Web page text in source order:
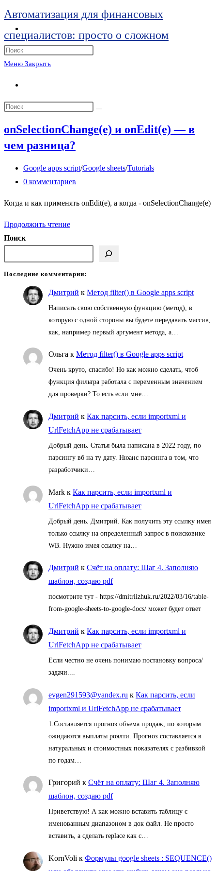
Перейти
содержимому
Автоматизация для финансовых
специалистов: просто о сложном
поиск
по
веб-
сайту
закрыть
поиска.
Меню Закрыть
по
веб-
сайту
Поиск
сайте
onSelectionChange(e) и onEdit(e) — в
чем разница?
Рубрика
записи:
Google apps script/Google sheets/Tutorials
Комментарии
записи:
0 комментариев
Когда и как применять onEdit(e), а когда - onSelectionChange(e)
Продолжить чтениеonSelectionChange(e)
—
в
чем
разница?
Поиск
Последние комментарии:
Дмитрий к Метод filter() в Google apps script
Написать свою собственную функцию (метод), в
которую с одной стороны вы будете передавать массив,
как, например первый аргумент метода, а…
Ольга к Метод filter() в Google apps script
Очень круто, спасибо! Но как можно сделать, чтоб
функция фильтра работала с переменным значением
для проверки? То есть если мне…
Дмитрий к Как парсить, если importxml и
UrlFetchApp не срабатывает
Добрый день. Статья была написана в 2022 году, по
парсингу вб на ту дату. Нюанс парсинга в том, что
разработчики…
Mark к Как парсить, если importxml и
UrlFetchApp не срабатывает
Добрый день. Дмитрий. Как получить эту ссылку имея
только ссылку на определенный запрос в поисковике
WB. Нужно имея ссылку на…
Дмитрий к Счёт на оплату: Шаг 4. Заполняю
шаблон, создаю pdf
посмотрите тут - https://dmitriizhuk.ru/2022/03/16/table-
from-google-sheets-to-google-docs/ может будет ответ
Дмитрий к Как парсить, если importxml и
UrlFetchApp не срабатывает
Если честно не очень понимаю постановку вопроса/
задачи....
evgen291593@yandex.ru к Как парсить, если
importxml и UrlFetchApp не срабатывает
1.Составляется прогноз объема продаж, по которым
ожидаются выплаты роялти. Прогноз составляется в
натуральных и стоимостных показателях с разбивкой
по годам…
Григорий к Счёт на оплату: Шаг 4. Заполняю
шаблон, создаю pdf
Приветствую! А как можно вставить таблицу с
именованным диапазоном в док файл. Не просто
вставить, а сделать replace как с…
KornVoli к Формулы google sheets : SEQUENCE()